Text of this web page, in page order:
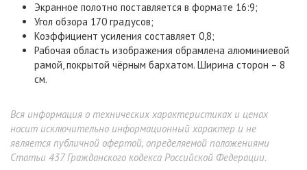
Экранное полотно поставляется в формате 16:9;
Угол обзора 170 градусов;
Коэффициент усиления составляет 0,8;
Рабочая область изображения обрамлена алюминиевой
рамой, покрытой чёрным бархатом. Ширина сторон – 8
см.
Вся информация о технических характеристиках и ценах
носит исключительно информационный характер и не
является публичной офертой, определяемой положениями
Статьи 437 Гражданского кодекса Российской Федерации.